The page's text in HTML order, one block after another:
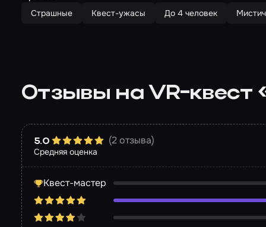
Страшные Квест-ужасы До 4 человек
Отзывы на VR-квест
Средняя оценка
5.0 (2 отзыва)
Квест-мастер